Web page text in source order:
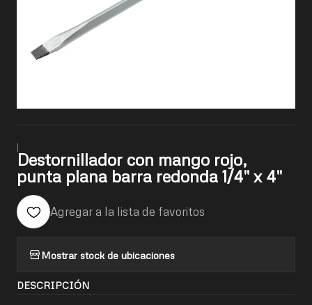
|
Destornillador con mango rojo,
punta plana barra redonda 1/4" x 4"
Agregar a la lista de favoritos
Mostrar stock de ubicaciones
DESCRIPCIÓN